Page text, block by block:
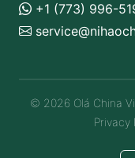
+1 (773) 996-
© 2026 Olá China
Privacy